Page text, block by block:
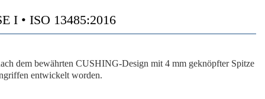
I • ISO 13485:2016
dem bewährten CUSHING-Design mit 4 mm geknöpfter Spitze
entwickelt worden.